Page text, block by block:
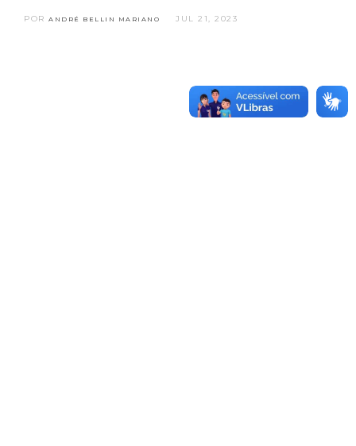
POR ANDRÉ BELLIN MARIANO JUL 21, 2023